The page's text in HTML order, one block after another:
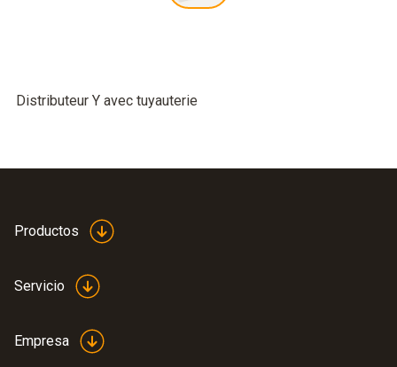
Distributeur Y avec tuyauterie
Productos
Servicio
Empresa